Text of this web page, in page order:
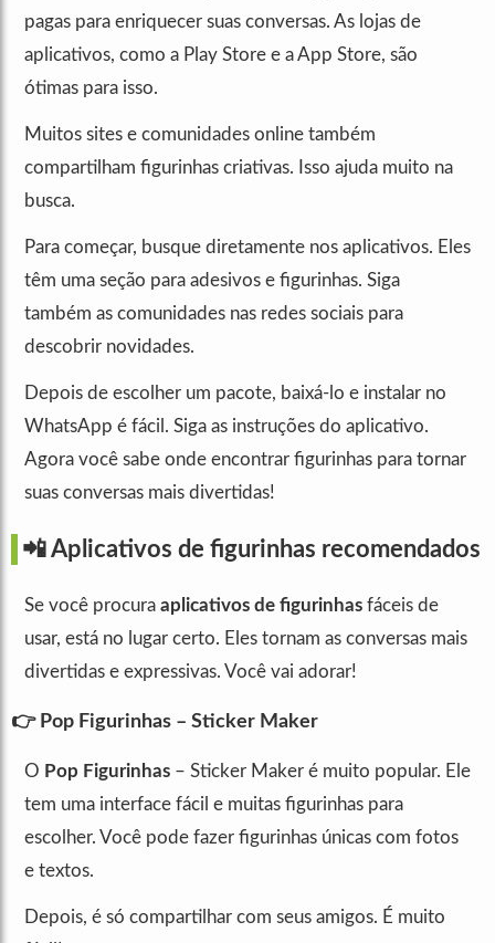
pagas para enriquecer suas conversas. As lojas de
aplicativos, como a Play Store e a App Store, são
ótimas para isso.
Muitos sites e comunidades online também
compartilham figurinhas criativas. Isso ajuda muito na
busca.
Para começar, busque diretamente nos aplicativos. Eles
têm uma seção para adesivos e figurinhas. Siga
também as comunidades nas redes sociais para
descobrir novidades.
Depois de escolher um pacote, baixá-lo e instalar no
WhatsApp é fácil. Siga as instruções do aplicativo.
Agora você sabe onde encontrar figurinhas para tornar
suas conversas mais divertidas!
📲 Aplicativos de figurinhas recomendados
Se você procura aplicativos de figurinhas fáceis de
usar, está no lugar certo. Eles tornam as conversas mais
divertidas e expressivas. Você vai adorar!
👉 Pop Figurinhas – Sticker Maker
O Pop Figurinhas – Sticker Maker é muito popular. Ele
tem uma interface fácil e muitas figurinhas para
escolher. Você pode fazer figurinhas únicas com fotos
e textos.
Depois, é só compartilhar com seus amigos. É muito